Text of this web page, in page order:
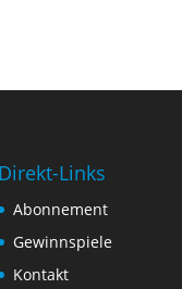
Direkt-Links
Abonnement
Gewinnspiele
Kontakt